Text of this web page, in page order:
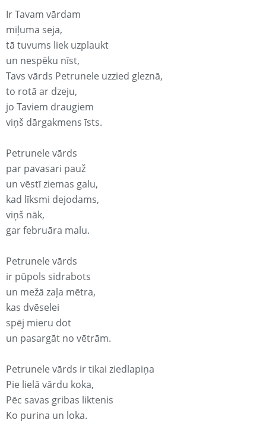
Ir Tavam vārdam
mīļuma seja,
tā tuvums liek uzplaukt
un nespēku nīst,
Tavs vārds Petrunele uzzied gleznā,
to rotā ar dzeju,
jo Taviem draugiem
viņš dārgakmens īsts.
Petrunele vārds
par pavasari pauž
un vēstī ziemas galu,
kad līksmi dejodams,
viņš nāk,
gar februāra malu.
Petrunele vārds
ir pūpols sidrabots
un mežā zaļa mētra,
kas dvēselei
spēj mieru dot
un pasargāt no vētrām.
Petrunele vārds ir tikai ziedlapiņa
Pie lielā vārdu koka,
Pēc savas gribas liktenis
Ko purina un loka.